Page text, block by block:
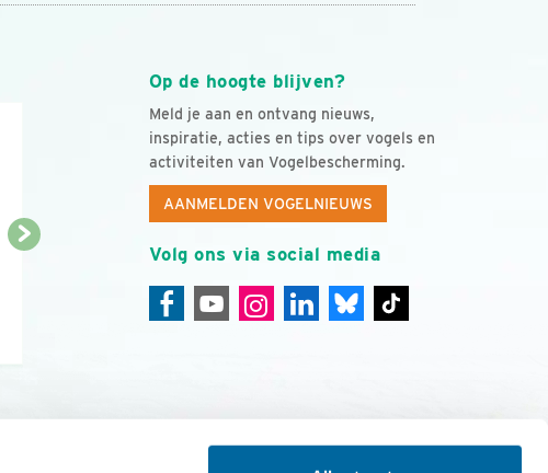
Op de hoogte blijven?
Meld je aan en ontvang nieuws,
inspiratie, acties en tips over vogels en
activiteiten van Vogelbescherming.
AANMELDEN VOGELNIEUWS
Volg ons via social media